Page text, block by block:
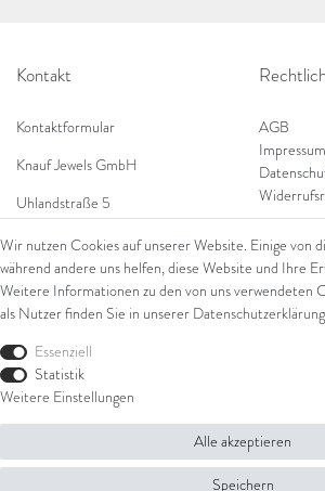
Kontakt
Kontaktformular
Knauf Jewels GmbH
Uhlandstraße 5
65189 Wiesbaden
Tel: 0049 (0) 173 84 727 84
Tel: 0044 (0)75 84 79 84 18
E-Mail: info@knauf-jewels.com
Shop
AGB
Impressum
© Copyright 2026 Knauf Jewels GmbH | Alle
Wir nutzen Cookies auf unserer Website. Einige von
während andere uns helfen, diese Website und Ihre
Weitere Informationen zu den von uns verwendeten
als Nutzer finden Sie in unserer Daten­schutz­erklärung
Essenziell
Statistik
Weitere Einstellungen
Alle akzeptieren
Speichern